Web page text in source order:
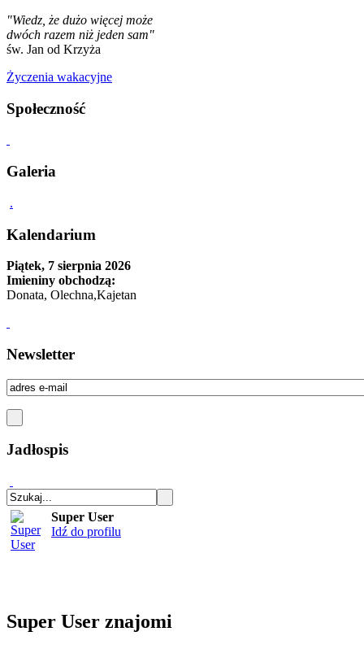
"Wiedz, że dużo więcej może
dwóch razem niż jeden sam"
św. Jan od Krzyża
Życzenia wakacyjne
Społeczność
Galeria
.
Kalendarium
Piątek, 7 sierpnia 2026
Imieniny obchodzą:
Donata, Olechna,Kajetan
Newsletter
Jadłospis
Super User
Idź do profilu
Super User znajomi